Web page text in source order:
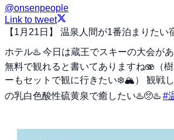
@onsenpeople
Link to tweet
【1月21日】 温泉人間が1番泊まりた
ホテル♨️ 今日は蔵王でスキーの大会が
無料で観れると書いてありますね🫨（
ーもセットで観に行きたい❄️🏔️） 観戦
の乳白色酸性硫黄泉で癒したい♨️🥺♨️ #